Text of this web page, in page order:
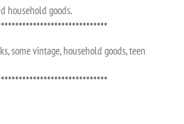
household goods.
some vintage, household goods, teen